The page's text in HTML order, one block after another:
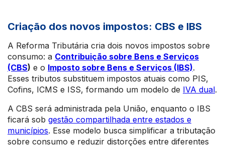
Criação dos novos impostos: CBS e IBS
A Reforma Tributária cria dois novos impostos sobre
consumo: a Contribuição sobre Bens e Serviços
(CBS) e o Imposto sobre Bens e Serviços (IBS).
Esses tributos substituem impostos atuais como PIS,
Cofins, ICMS e ISS, formando um modelo de IVA dual.
A CBS será administrada pela União, enquanto o IBS
ficará sob gestão compartilhada entre estados e
municípios. Esse modelo busca simplificar a tributação
sobre consumo e reduzir distorções entre diferentes